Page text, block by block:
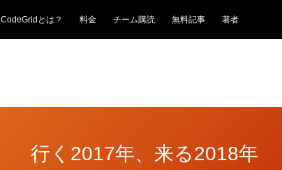
CodeGridとは？ 料金 チーム購読 無料記事 著者
行く2017年、来る2018年